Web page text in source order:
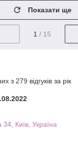
Показати ще
1 / 15
з 279 відгуків за рік
34, Київ, Україна